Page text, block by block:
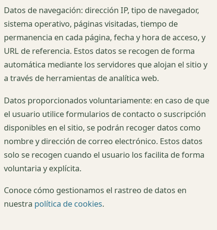
Datos de navegación: dirección IP, tipo de navegador,
sistema operativo, páginas visitadas, tiempo de
permanencia en cada página, fecha y hora de acceso, y
URL de referencia. Estos datos se recogen de forma
automática mediante los servidores que alojan el sitio y
a través de herramientas de analítica web.
Datos proporcionados voluntariamente: en caso de que
el usuario utilice formularios de contacto o suscripción
disponibles en el sitio, se podrán recoger datos como
nombre y dirección de correo electrónico. Estos datos
solo se recogen cuando el usuario los facilita de forma
voluntaria y explícita.
Conoce cómo gestionamos el rastreo de datos en
nuestra política de cookies.